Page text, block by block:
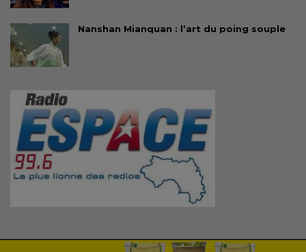
Nanshan Mianquan : l’art du poing souple